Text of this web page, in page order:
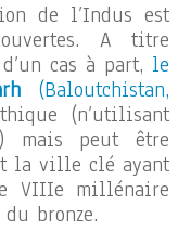
de l’Indus est
A titre
cas à part, le
(Baloutchistan,
(n’utilisant
mais peut être
la ville clé ayant
VIIIe millénaire
bronze.